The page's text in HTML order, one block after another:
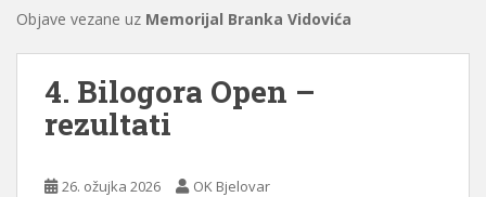
Objave vezane uz Memorijal Branka Vidovića
4. Bilogora Open –
rezultati
26. ožujka 2026 OK Bjelovar